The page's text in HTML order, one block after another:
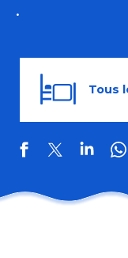
.
Tous